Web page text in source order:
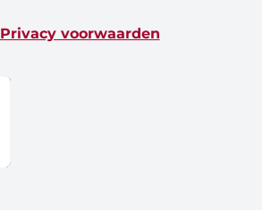
Privacy voorwaarden